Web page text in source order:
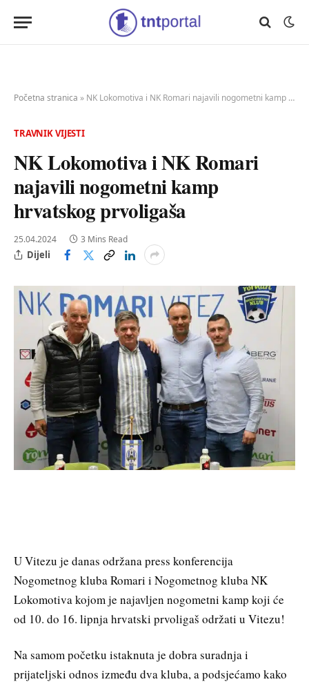
Početna stranica » NK Lokomotiva i NK Romari najavili nogometni kamp hrvatskog prvoligaša
TRAVNIK VIJESTI
NK Lokomotiva i NK Romari
najavili nogometni kamp
hrvatskog prvoligaša
25.04.2024 3 Mins Read
Dijeli
U Vitezu je danas održana press konferencija
Nogometnog kluba Romari i Nogometnog kluba NK
Lokomotiva kojom je najavljen nogometni kamp koji će
od 10. do 16. lipnja hrvatski prvoligaš održati u Vitezu!
Na samom početku istaknuta je dobra suradnja i
prijateljski odnos između dva kluba, a podsjećamo kako